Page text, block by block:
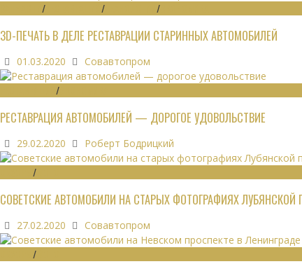
/ / /
3D-ПЕЧАТЬ В ДЕЛЕ РЕСТАВРАЦИИ СТАРИННЫХ АВТОМОБИЛЕЙ
01.03.2020 Совавтопром
/
РЕСТАВРАЦИЯ АВТОМОБИЛЕЙ — ДОРОГОЕ УДОВОЛЬСТВИЕ
29.02.2020 Роберт Бодрицкий
/
СОВЕТСКИЕ АВТОМОБИЛИ НА СТАРЫХ ФОТОГРАФИЯХ
27.02.2020 Совавтопром
/